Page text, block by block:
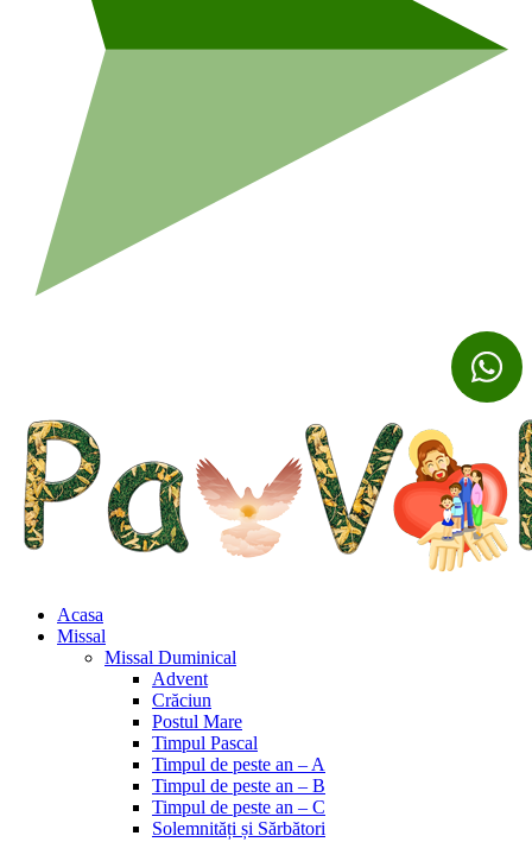
Acasa
Missal
Missal Duminical
Advent
Crăciun
Postul Mare
Timpul Pascal
Timpul de peste an – A
Timpul de peste an – B
Timpul de peste an – C
Solemnități și Sărbători